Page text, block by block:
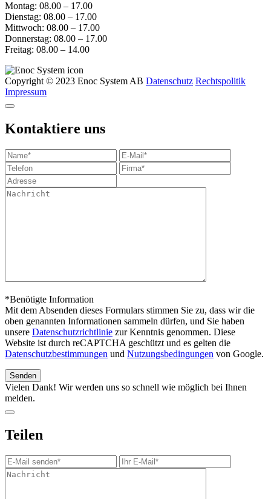
Montag: 08.00 – 17.00
Dienstag: 08.00 – 17.00
Mittwoch: 08.00 – 17.00
Donnerstag: 08.00 – 17.00
Freitag: 08.00 – 14.00
Copyright © 2023 Enoc System AB Datenschutz Rechtspolitik
Impressum
Kontaktiere uns
*Benötigte Information
Mit dem Absenden dieses Formulars stimmen Sie zu, dass wir die
oben genannten Informationen sammeln dürfen, und Sie haben
unsere Datenschutzrichtlinie zur Kenntnis genommen. Diese
Website ist durch reCAPTCHA geschützt und es gelten die
Datenschutzbestimmungen und Nutzungsbedingungen von Google.
Vielen Dank! Wir werden uns so schnell wie möglich bei Ihnen
melden.
Teilen